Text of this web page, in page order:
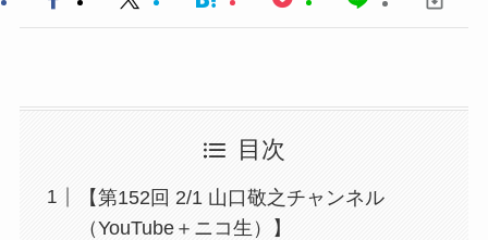
目次
【第152回 2/1 山口敬之チャンネル
（YouTube＋ニコ生）】